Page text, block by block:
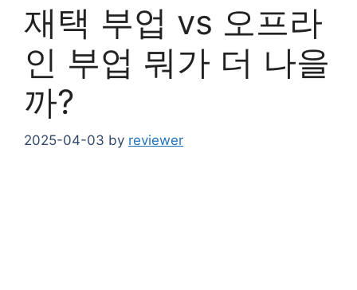
재택 부업 vs 오프라
인 부업 뭐가 더 나을
까?
2025-04-03 by reviewer